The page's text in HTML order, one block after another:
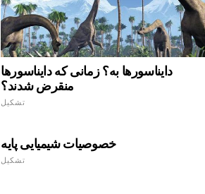
دایناسورها به؟ زمانی که دایناسورها
منقرض شدند؟
تشکیل
خصوصیات شیمیایی پایه
تشکیل